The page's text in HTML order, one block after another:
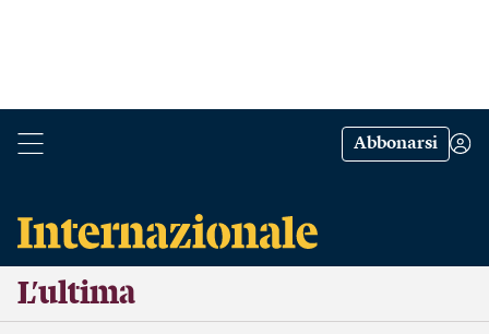
Abbonarsi
L’ultima